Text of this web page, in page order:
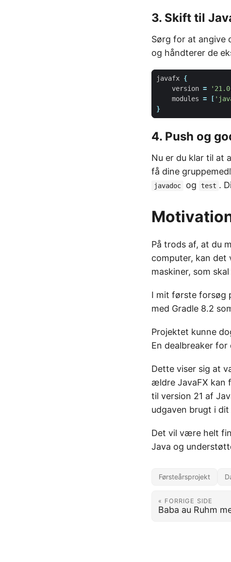
3. Skift til
Sørg for at angive
og håndterer de
javafx {
version =
modules = [
}
4. Push og
Nu er du klar til at
få dine
javadoc og test .
På trods af, at du
computer, kan
maskiner, som
I mit første forsøg
med Gradle 8.2
Projektet kunne
En dealbreaker
Dette viser sig at
ældre JavaFX kan
til version 21 af
udgaven brugt i
Det vil være helt
Java og
Førsteårsprojekt
« FORRIGE SIDE
Baba au Ruhm